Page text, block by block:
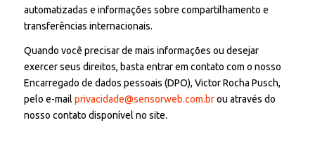
automatizadas e informações sobre compartilhamento e
transferências internacionais.
Quando você precisar de mais informações ou desejar
exercer seus direitos, basta entrar em contato com o nosso
Encarregado de dados pessoais (DPO), Victor Rocha Pusch,
pelo e-mail privacidade@sensorweb.com.brou através do
nosso contato disponível no site.